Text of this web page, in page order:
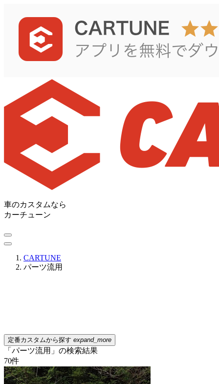
車のカスタムなら
カーチューン
CARTUNE
パーツ流用
定番カスタムから探す expand_more
「パーツ流用」の検索結果
70件